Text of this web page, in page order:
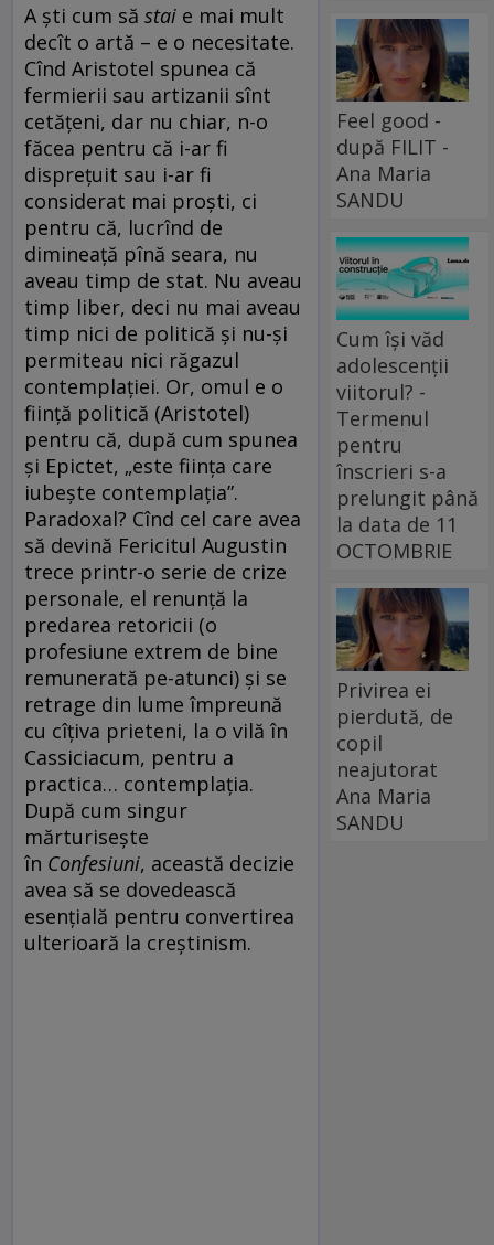
A ști cum să stai e mai mult
decît o artă – e o necesitate.
Cînd Aristotel spunea că
fermierii sau artizanii sînt
cetățeni, dar nu chiar, n-o
făcea pentru că i-ar fi
disprețuit sau i-ar fi
considerat mai proști, ci
pentru că, lucrînd de
dimineață pînă seara, nu
aveau timp de stat. Nu aveau
timp liber, deci nu mai aveau
timp nici de politică și nu-și
permiteau nici răgazul
contemplației. Or, omul e o
ființă politică (Aristotel)
pentru că, după cum spunea
și Epictet, „este ființa care
iubește contemplația”.
Paradoxal? Cînd cel care avea
să devină Fericitul Augustin
trece printr-o serie de crize
personale, el renunță la
predarea retoricii (o
profesiune extrem de bine
remunerată pe-atunci) și se
retrage din lume împreună
cu cîțiva prieteni, la o vilă în
Cassiciacum, pentru a
practica… contemplația.
După cum singur
mărturisește
în Confesiuni, această decizie
avea să se dovedească
esențială pentru convertirea
ulterioară la creștinism.
Feel good -
după FILIT -
Ana Maria
SANDU
Cum își văd
adolescenții
viitorul? -
Termenul
pentru
înscrieri s-a
prelungit până
la data de 11
OCTOMBRIE
Privirea ei
pierdută, de
copil
neajutorat
Ana Maria
SANDU